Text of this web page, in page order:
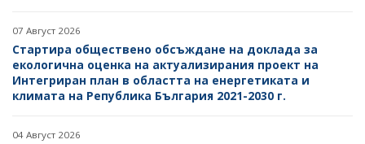
07 Август 2026
Стартира обществено обсъждане на доклада за
екологична оценка на актуализирания проект на
Интегриран план в областта на енергетиката и
климата на Република България 2021-2030 г.
04 Август 2026